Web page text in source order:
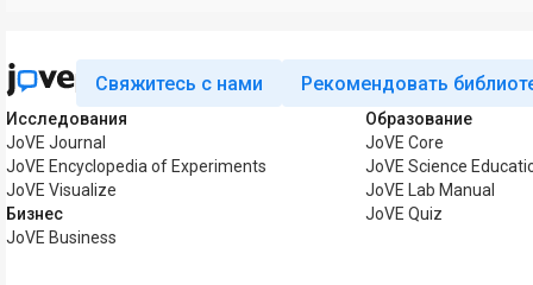
Свяжитесь с нами Рекомендовать
Исследования
JoVE Journal
JoVE Encyclopedia of Experiments
JoVE Visualize
Бизнес
JoVE Business
Образование
JoVE Core
JoVE Science
JoVE Lab Manual
JoVE Quiz